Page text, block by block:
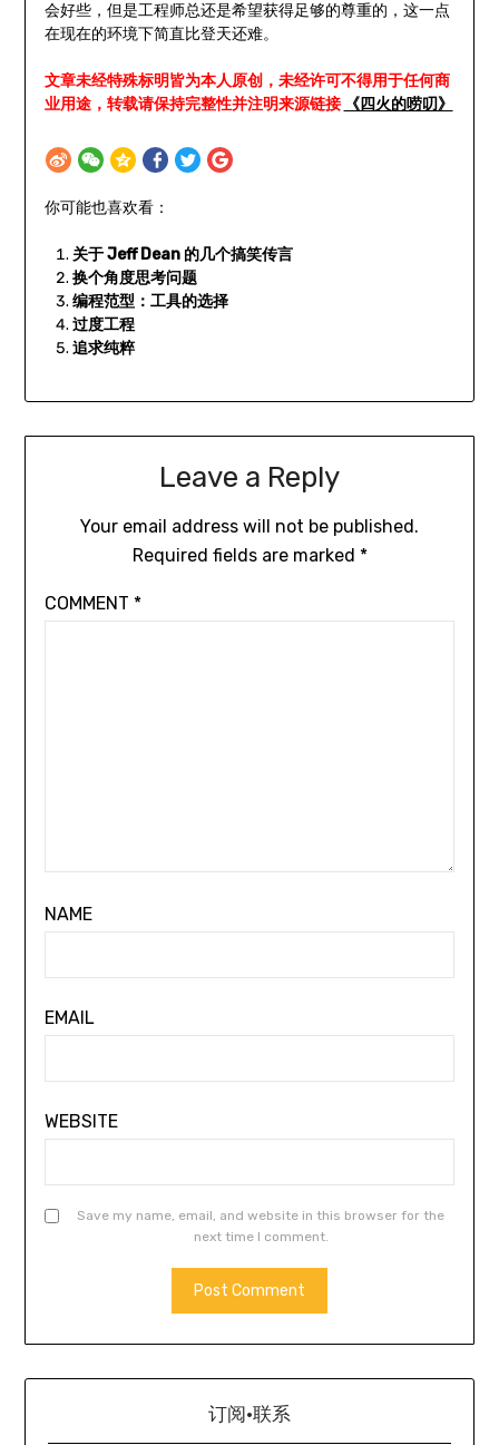
会好些，但是工程师总还是希望获得足够的尊重的，这一点
在现在的环境下简直比登天还难。
文章未经特殊标明皆为本人原创，未经许可不得用于任何商
业用途，转载请保持完整性并注明来源链接
《四火的唠叨》
你可能也喜欢看：
关于 Jeff Dean 的几个搞笑传言
换个角度思考问题
编程范型：工具的选择
过度工程
追求纯粹
Leave a Reply
Your email address will not be published.
Required fields are marked *
COMMENT *
NAME
EMAIL
WEBSITE
Save my name, email, and website in this browser for the
next time I comment.
订阅·联系